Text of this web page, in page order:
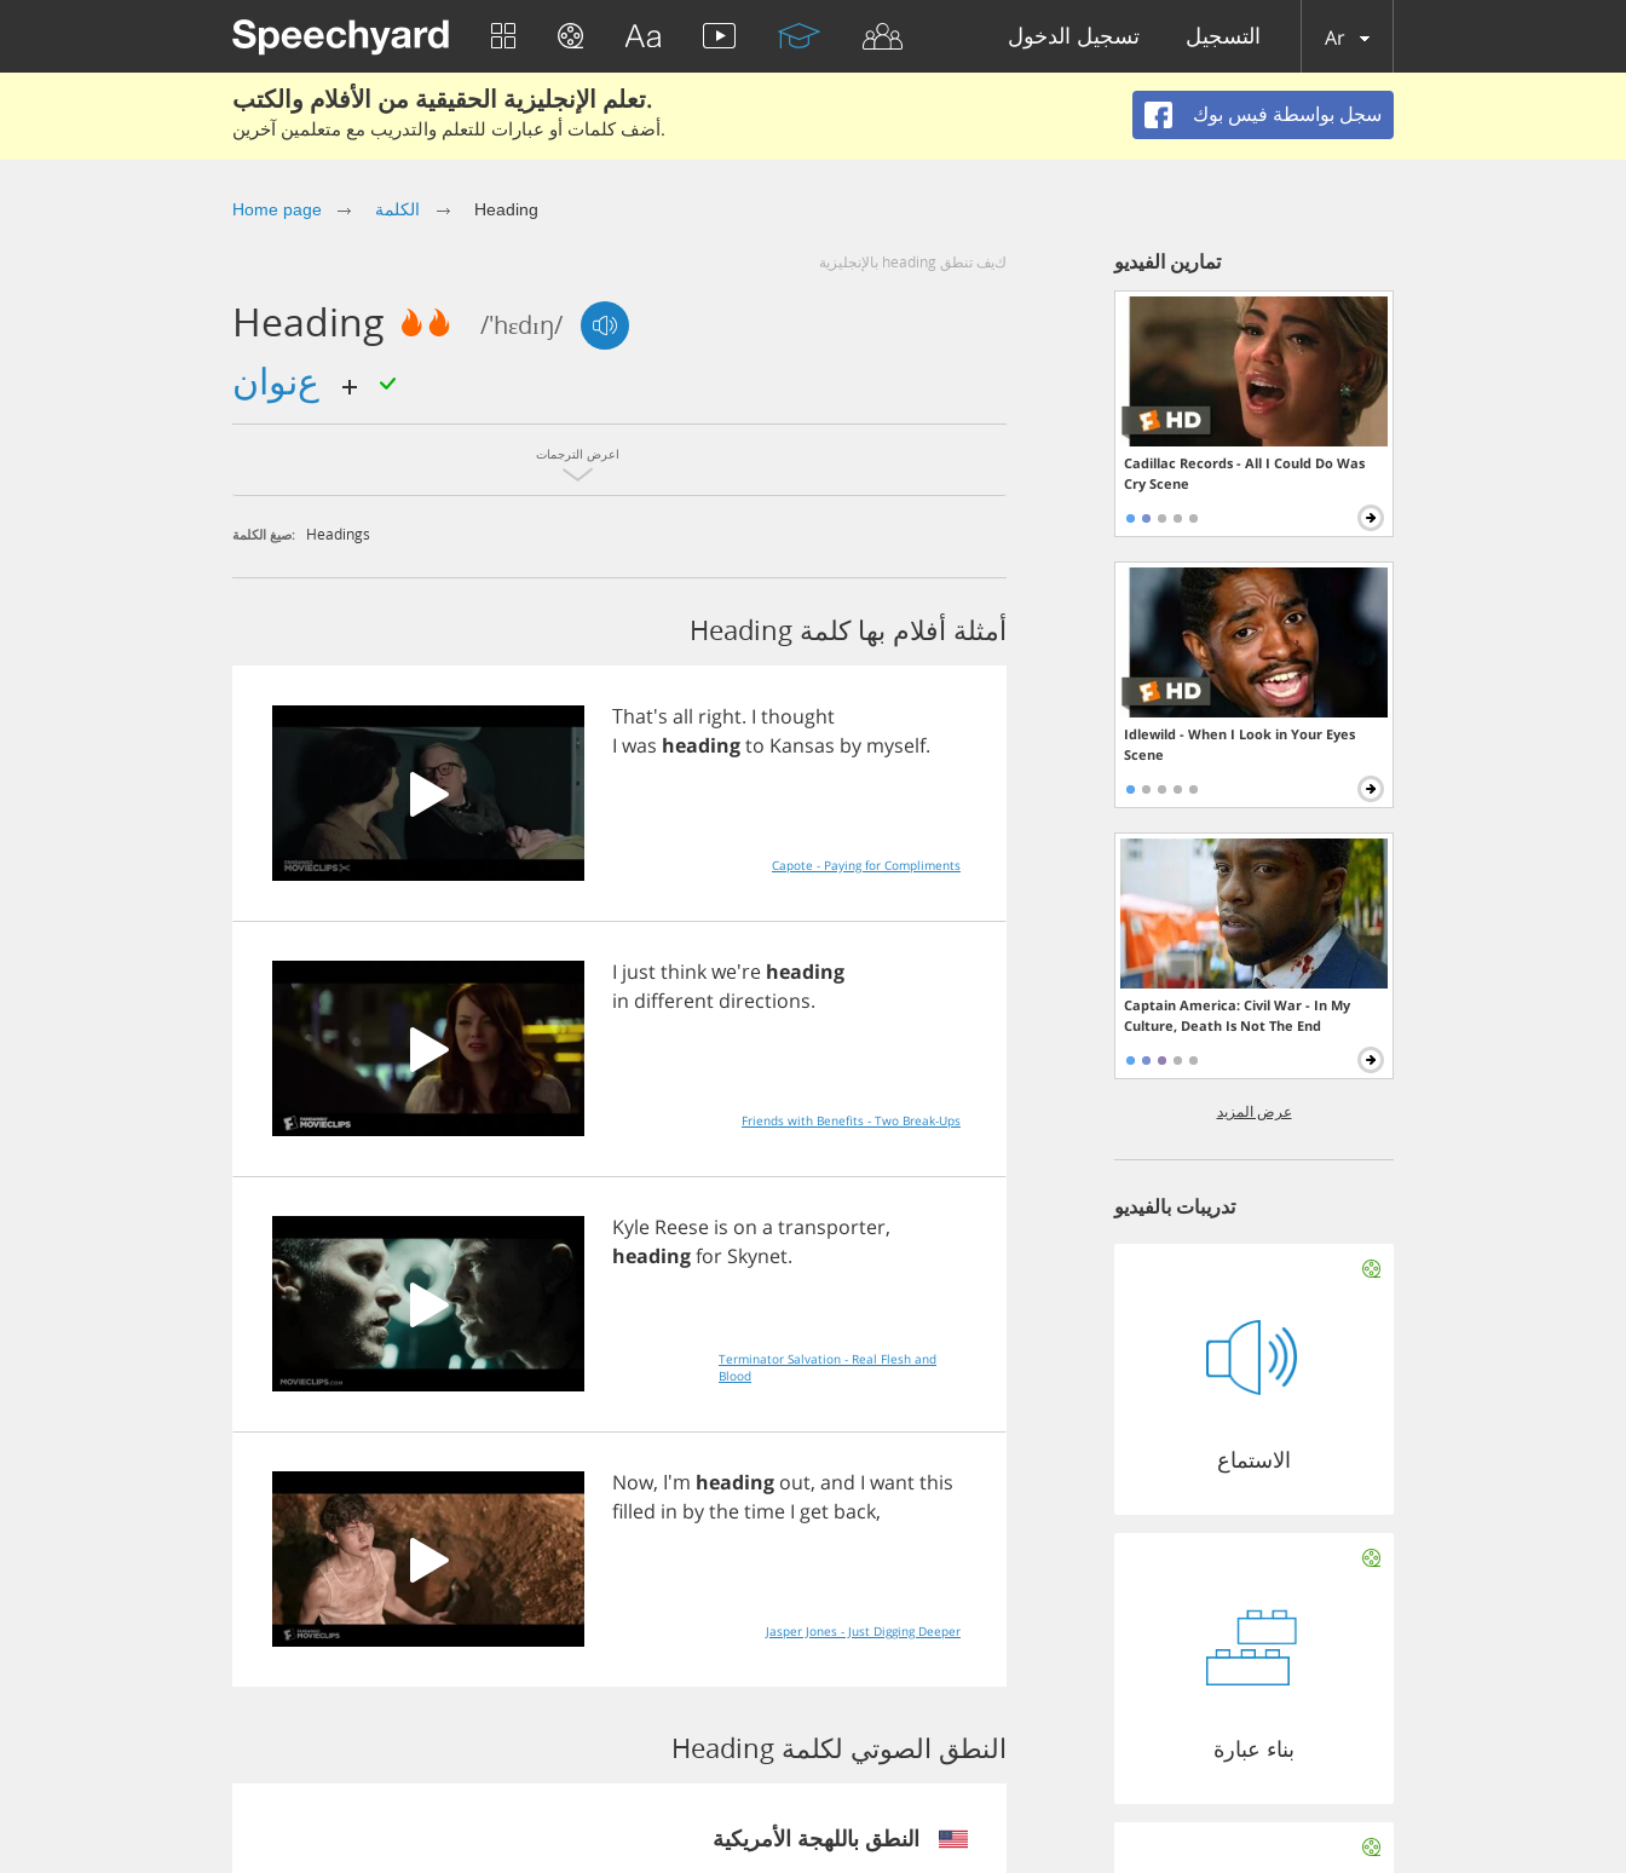
تسجيل الدخول التسجيل Ar
تعلم الإنجليزية الحقيقية من الأفلام والكتب.
أضف كلمات أو عبارات للتعلم والتدريب مع متعلمين آخرين.
سجل بواسطة فيس بوك
Home page الكلمة Heading
كيف تنطق heading بالإنجليزية
Heading /'hɛdɪŋ/
اعرض الترجمات
صيغ الكلمة: Headings
أمثلة أفلام بها كلمة Heading
That's all right. I thought
I was headingto Kansas by myself.
Capote - Paying for Compliments
I justthinkwe're heading
in different directions.
Friends with Benefits - Two Break-Ups
Kyle Reese is on a transporter,
headingfor Skynet.
Terminator Salvation - Real Flesh and
Blood
Now, I'm heading out, and I wantthis
filled in bythetime I get back,
Jasper Jones - Just Digging Deeper
النطق الصوتي لكلمة Heading
النطق باللهجة الأمريكية
تمارين الفيديو
Cadillac Records - All I Could Do Was
Cry Scene
Idlewild - When I Look in Your Eyes
Scene
Captain America: Civil War - In My
Culture, Death Is Not The End
عرض المزيد
تدريبات بالفيديو
الاستماع
بناء عبارة